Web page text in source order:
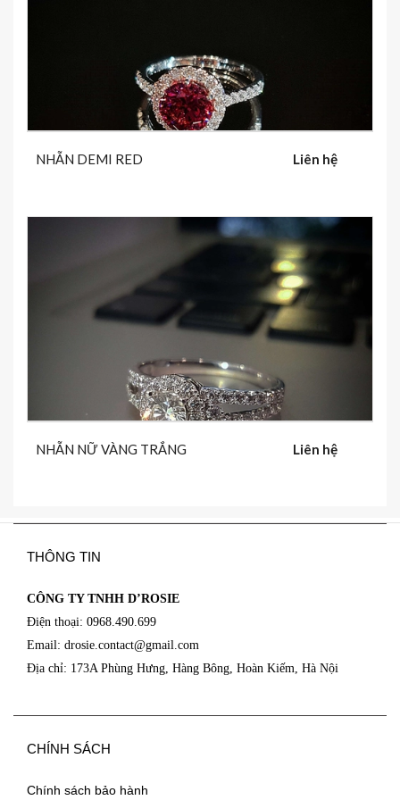
NHẪN DEMI RED Liên hệ
NHẪN NỮ VÀNG TRẮNG Liên hệ
THÔNG TIN
CÔNG TY TNHH D’ROSIE
Điện thoại: 0968.490.699
Email: drosie.contact@gmail.com
Địa chỉ: 173A Phùng Hưng, Hàng Bông, Hoàn Kiếm, Hà Nội
CHÍNH SÁCH
Chính sách bảo hành